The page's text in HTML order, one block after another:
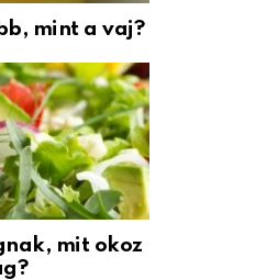
mint a vaj?
mit okoz